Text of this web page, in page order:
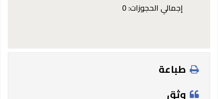
إجمالي الحجوزات: 0
طباعة
وثق